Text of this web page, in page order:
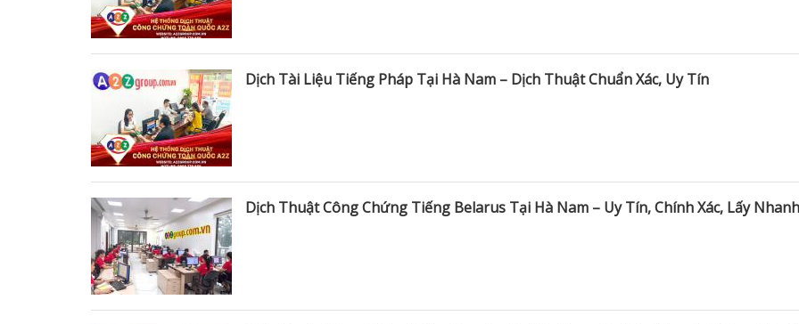
Dịch Tài Liệu Tiếng Pháp Tại Hà Nam – Dịch Thuật Chuẩn Xác, Uy Tín
Dịch Thuật Công Chứng Tiếng Belarus Tại Hà Nam – Uy Tín, Chính Xác, Lấy Nhanh